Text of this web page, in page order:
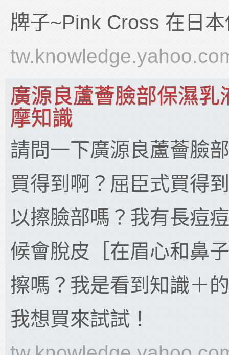
牌子~Pink Cross 在日
廣源良蘆薈臉部保濕乳
摩知識
請問一下廣源良蘆薈臉
買得到啊？屈臣式買得
以擦臉部嗎？我有長痘
候會脫皮［在眉心和鼻
擦嗎？我是看到知識＋
我想買來試試！